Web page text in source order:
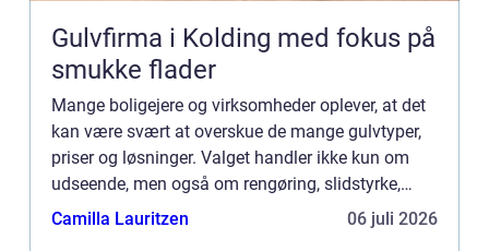
Gulvfirma i Kolding med fokus på
smukke flader
Mange boligejere og virksomheder oplever, at det
kan være svært at overskue de mange gulvtyper,
priser og løsninger. Valget handler ikke kun om
udseende, men også om rengøring, slidstyrke,
akustik og økonomi. De...
Camilla Lauritzen 06 juli 2026